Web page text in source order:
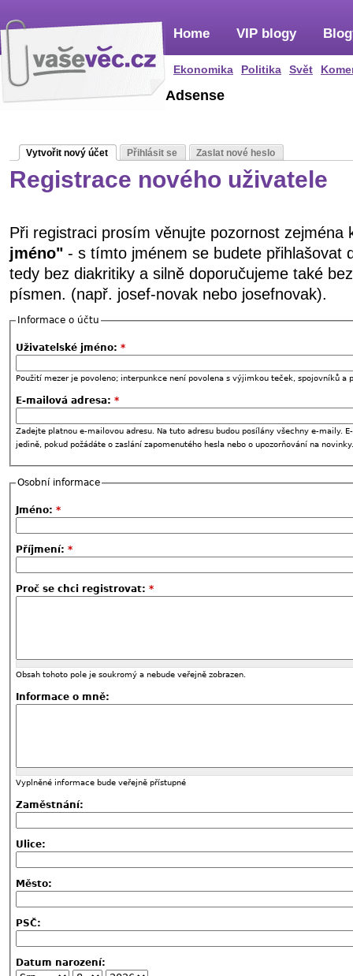
Home
Ekonomika Politika Svět
VIP blogy
Adsense
Vytvořit nový účet Přihlásit se Zaslat nové heslo
Registrace nového uživatele
Při registraci prosím věnujte pozornost zejména
jméno" - s tímto jménem se budete přihlašovat
tedy bez diakritiky a silně doporučujeme také
písmen. (např. josef-novak nebo josefnovak).
Informace o účtu
Uživatelské jméno: *
Použití mezer je povoleno; interpunkce není povolena s výjimkou teček, spojovníků a
E-mailová adresa: *
Zadejte platnou e-mailovou adresu. Na tuto adresu budou posílány všechny e-maily.
jedině, pokud požádáte o zaslání zapomenutého hesla nebo o upozorňování na novinky.
Osobní informace
Jméno: *
Příjmení: *
Proč se chci registrovat: *
Obsah tohoto pole je soukromý a nebude veřejně zobrazen.
Informace o mně:
Vyplněné informace bude veřejně přístupné
Zaměstnání:
Ulice:
Město:
PSČ:
Datum narození: